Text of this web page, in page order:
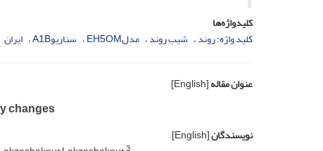
کلیدواژه‌ها
کلید واژه: روند شیب روند مدلEH5OM سناریوA1B ایران
عنوان مقاله[English]
changes
نویسندگان[English]